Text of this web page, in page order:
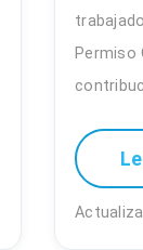
Permiso